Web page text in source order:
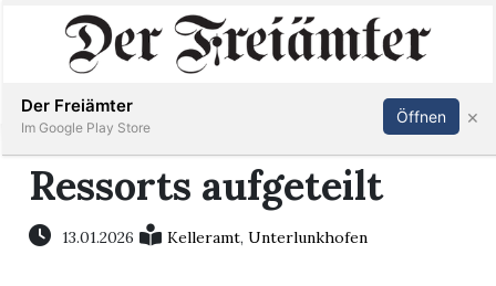
Immobilien
Inserieren Abonnieren Anmelden
Ressorts aufgeteilt
13.01.2026 Kelleramt,Unterlunkhofen
Der Freiämter
Im Google Play Store
Öffnen ×